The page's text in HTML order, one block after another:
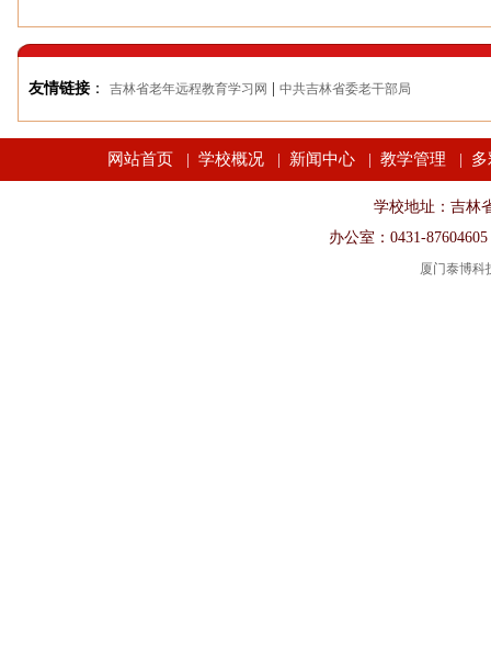
友情链接 ： 吉林省老年远程教育学习网 中共吉林省委老干部局
网站首页 学校概况 新闻中心 教学管理
学校地址：吉林
办公室：0431-
厦门泰博科